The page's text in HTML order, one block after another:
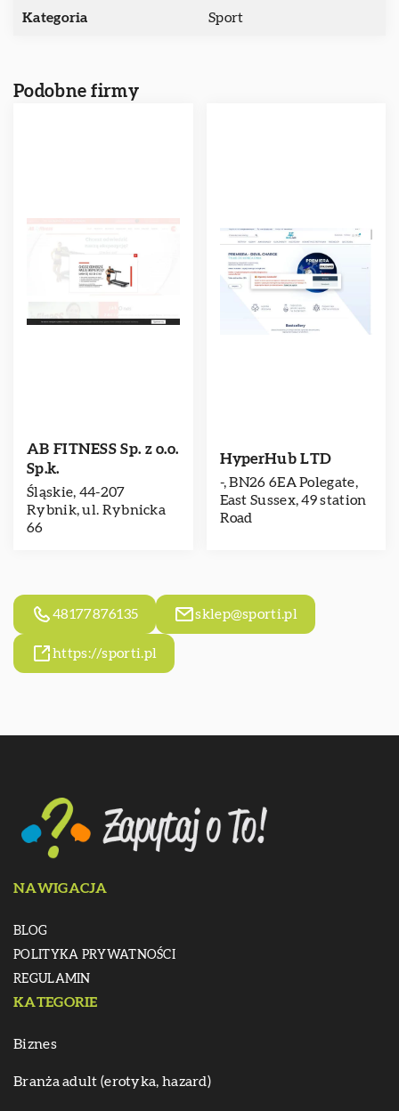
Kategoria Sport
Podobne firmy
AB FITNESS Sp. z o.o.
Sp.k.
Śląskie, 44-207
Rybnik, ul. Rybnicka
66
HyperHub LTD
-, BN26 6EA Polegate,
East Sussex, 49 station
Road
48177876135 sklep@sporti.pl
https://sporti.pl
NAWIGACJA
BLOG
POLITYKA PRYWATNOŚCI
REGULAMIN
KATEGORIE
Biznes
Branża adult (erotyka, hazard)